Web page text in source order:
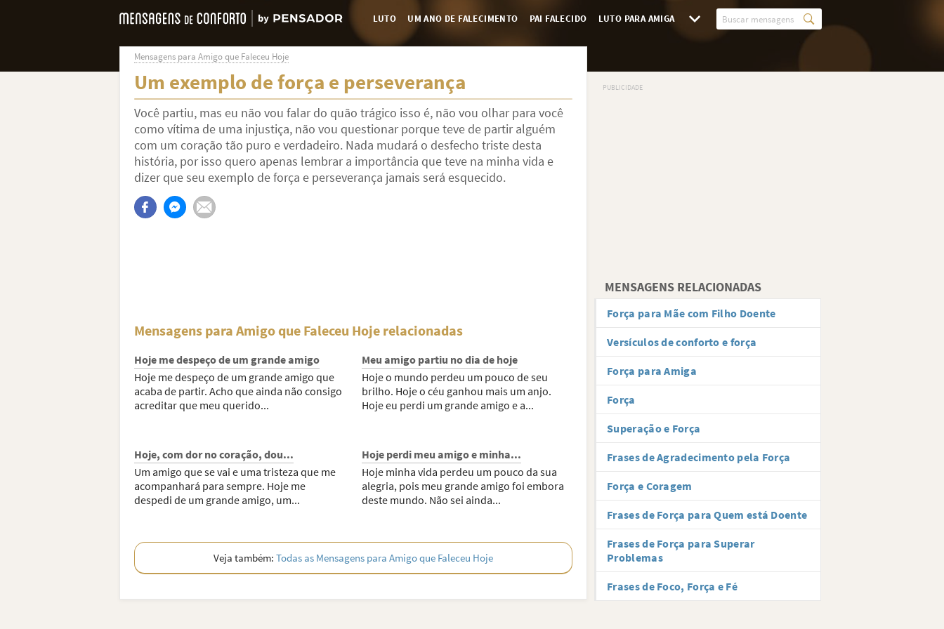
LUTO UM ANO DE FALECIMENTO PAI FALECIDO LUTO PARA AMIGA
Mensagens para Amigo que Faleceu Hoje
Um exemplo de força e perseverança
Você partiu, mas eu não vou falar do quão trágico isso é, não vou olhar para você
como vítima de uma injustiça, não vou questionar porque teve de partir alguém
com um coração tão puro e verdadeiro. Nada mudará o desfecho triste desta
história, por isso quero apenas lembrar a importância que teve na minha vida e
dizer que seu exemplo de força e perseverança jamais será esquecido.
Mensagens para Amigo que Faleceu Hoje relacionadas
Hoje me despeço de um grande amigo
Hoje me despeço de um grande amigo que
acaba de partir. Acho que ainda não consigo
acreditar que meu querido...
Meu amigo partiu no dia de hoje
Hoje o mundo perdeu um pouco de seu
brilho. Hoje o céu ganhou mais um anjo.
Hoje eu perdi um grande amigo e a...
Hoje, com dor no coração, dou...
Um amigo que se vai e uma tristeza que me
acompanhará para sempre. Hoje me
despedi de um grande amigo, um...
Hoje perdi meu amigo e minha...
Hoje minha vida perdeu um pouco da sua
alegria, pois meu grande amigo foi embora
deste mundo. Não sei ainda...
Veja também: Todas as Mensagens para Amigo que Faleceu Hoje
MENSAGENS RELACIONADAS
Força para Mãe com Filho Doente
Versículos de conforto e força
Força para Amiga
Força
Superação e Força
Frases de Agradecimento pela Força
Força e Coragem
Frases de Força para Quem está Doente
Frases de Força para Superar
Problemas
Frases de Foco, Força e Fé